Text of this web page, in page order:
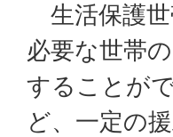
生活保護世
必要な世帯
することが
ど、一定の